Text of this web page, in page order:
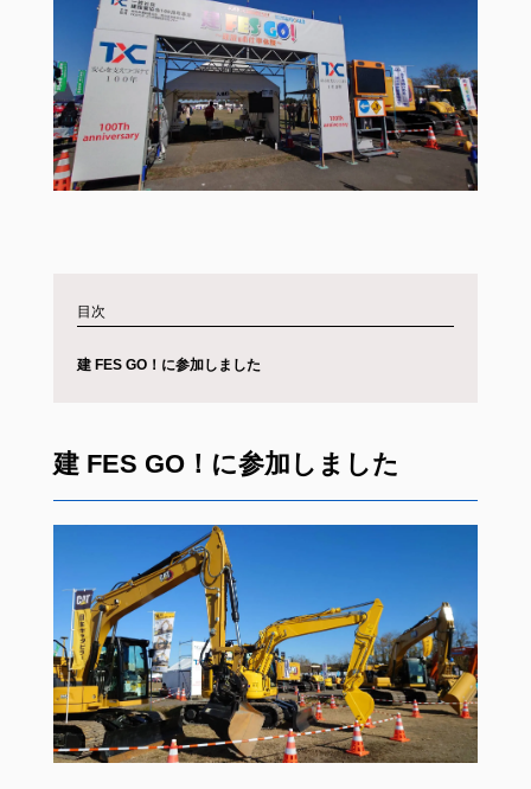
目次
建 FES GO！に参加しました
建 FES GO！に参加しました